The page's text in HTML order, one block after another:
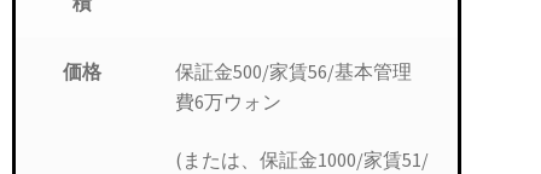
価格
保証金500/家賃56/基本管理
費6万ウォン
(または、保証金1000/家賃51/